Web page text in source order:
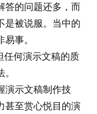
答的问题还多，而
是被说服。当中的
事。
何演示文稿的质
演示文稿制作技
甚至赏心悦目的演